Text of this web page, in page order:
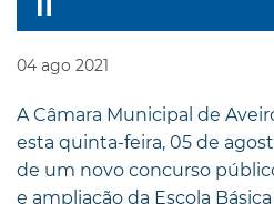
04 ago 2021
A Câmara Municipal de
esta quinta-feira, 05 de
de um novo concurso
e ampliação da Escola